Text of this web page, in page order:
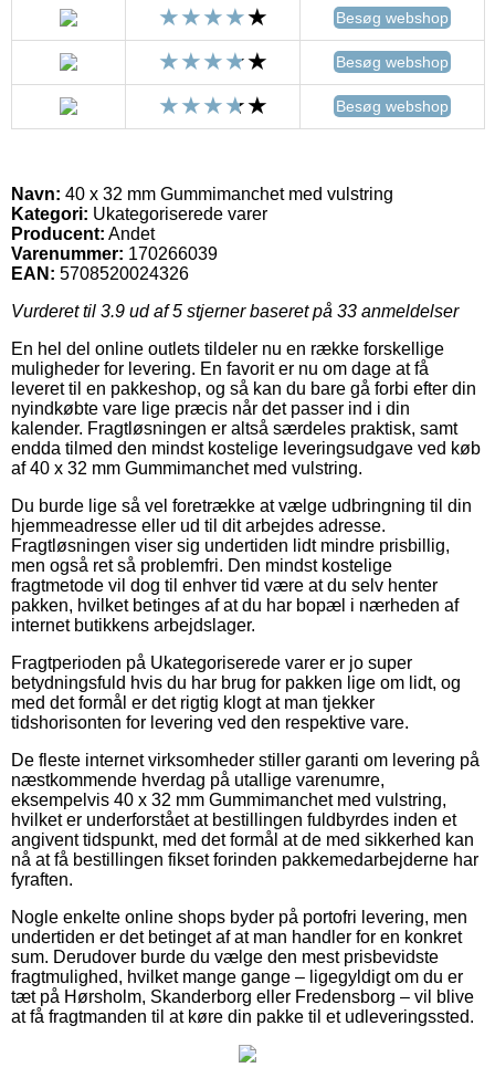
Besøg webshop
Besøg webshop
Besøg webshop
Navn: 40 x 32 mm Gummimanchet med vulstring
Kategori: Ukategoriserede varer
Producent: Andet
Varenummer: 170266039
EAN: 5708520024326
Vurderet til 3.9 ud af 5 stjerner baseret på 33 anmeldelser
En hel del online outlets tildeler nu en række forskellige
muligheder for levering. En favorit er nu om dage at få
leveret til en pakkeshop, og så kan du bare gå forbi efter din
nyindkøbte vare lige præcis når det passer ind i din
kalender. Fragtløsningen er altså særdeles praktisk, samt
endda tilmed den mindst kostelige leveringsudgave ved køb
af 40 x 32 mm Gummimanchet med vulstring.
Du burde lige så vel foretrække at vælge udbringning til din
hjemmeadresse eller ud til dit arbejdes adresse.
Fragtløsningen viser sig undertiden lidt mindre prisbillig,
men også ret så problemfri. Den mindst kostelige
fragtmetode vil dog til enhver tid være at du selv henter
pakken, hvilket betinges af at du har bopæl i nærheden af
internet butikkens arbejdslager.
Fragtperioden på Ukategoriserede varer er jo super
betydningsfuld hvis du har brug for pakken lige om lidt, og
med det formål er det rigtig klogt at man tjekker
tidshorisonten for levering ved den respektive vare.
De fleste internet virksomheder stiller garanti om levering på
næstkommende hverdag på utallige varenumre,
eksempelvis 40 x 32 mm Gummimanchet med vulstring,
hvilket er underforstået at bestillingen fuldbyrdes inden et
angivent tidspunkt, med det formål at de med sikkerhed kan
nå at få bestillingen fikset forinden pakkemedarbejderne har
fyraften.
Nogle enkelte online shops byder på portofri levering, men
undertiden er det betinget af at man handler for en konkret
sum. Derudover burde du vælge den mest prisbevidste
fragtmulighed, hvilket mange gange – ligegyldigt om du er
tæt på Hørsholm, Skanderborg eller Fredensborg – vil blive
at få fragtmanden til at køre din pakke til et udleveringssted.